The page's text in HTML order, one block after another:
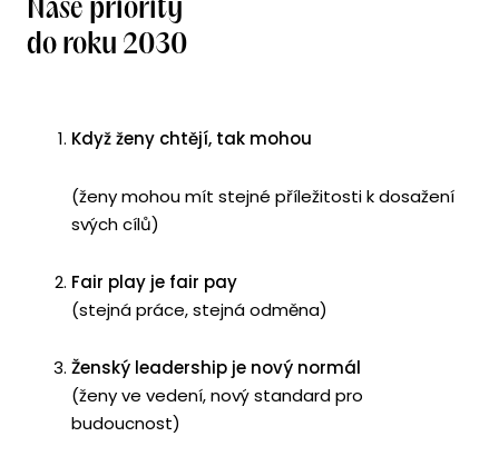
Naše priority
do roku 2030
Když ženy chtějí, tak mohou
(ženy mohou mít stejné příležitosti k dosažení
svých cílů)
Fair play je fair pay
(stejná práce, stejná odměna)
Ženský leadership je nový normál
(ženy ve vedení, nový standard pro
budoucnost)